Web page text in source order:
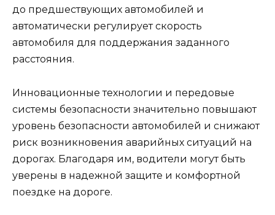
до предшествующих автомобилей и
автоматически регулирует скорость
автомобиля для поддержания заданного
расстояния.
Инновационные технологии и передовые
системы безопасности значительно повышают
уровень безопасности автомобилей и снижают
риск возникновения аварийных ситуаций на
дорогах. Благодаря им, водители могут быть
уверены в надежной защите и комфортной
поездке на дороге.